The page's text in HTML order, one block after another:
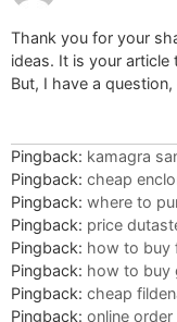
Thank you for your
ideas. It is your
But, I have a
Pingback: kamagra
Pingback: cheap
Pingback: where to
Pingback: price
Pingback: how to buy
Pingback: how to buy
Pingback: cheap
Pingback: online